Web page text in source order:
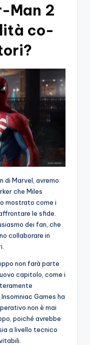
Man 2
co-
di Marvel, avremo
che Miles
mostrato come i
le sfide.
dei fan, che
collaborare in
non farà parte
capitolo, come i
Games ha
non è mai
poiché avrebbe
a livello tecnico